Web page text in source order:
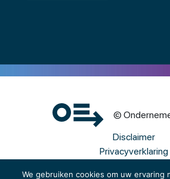
We gebruiken cookies om uw ervaring
©
Disclaimer
Privacyverklaring